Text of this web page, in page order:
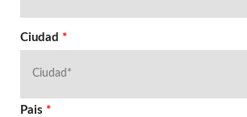
Ciudad *
Pais *